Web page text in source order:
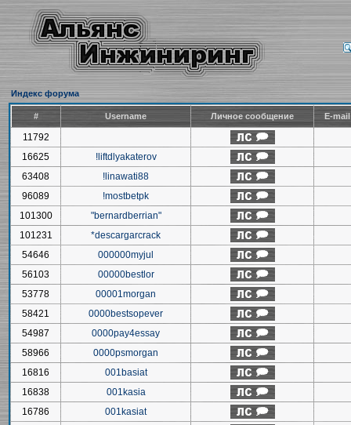
Индекс форума
# Username Личное сообщение E-
11792
16625
!liftdlyakaterov
63408
!linawati88
96089
!mostbetpk
101300
"bernardberrian"
101231
*descargarcrack
54646
000000myjul
56103
00000bestlor
53778
00001morgan
58421
0000bestsopever
54987
0000pay4essay
58966
0000psmorgan
16816
001basiat
16838
001kasia
16786
001kasiat